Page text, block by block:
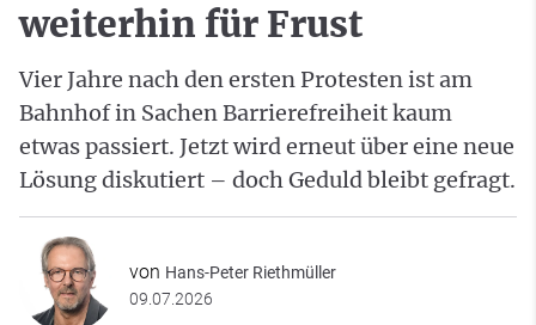
weiterhin für Frust
Vier Jahre nach den ersten Protesten ist am
Bahnhof in Sachen Barrierefreiheit kaum
etwas passiert. Jetzt wird erneut über eine neue
Lösung diskutiert – doch Geduld bleibt gefragt.
von Hans-Peter Riethmüller
09.07.2026